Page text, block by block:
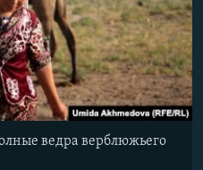
ведра верблюжьего